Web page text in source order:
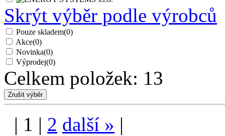
Skrýt výběr podle výrobců
Pouze skladem(0)
Akce(0)
Novinka(0)
Výprodej(0)
Celkem položek: 13
| 1 | 2 další » |